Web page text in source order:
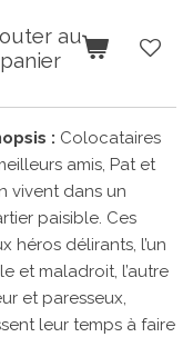
au
panier
: Colocataires
amis, Pat et
vivent dans un
paisible. Ces
héros délirants, l’un
et maladroit, l’autre
et paresseux,
leur temps à faire